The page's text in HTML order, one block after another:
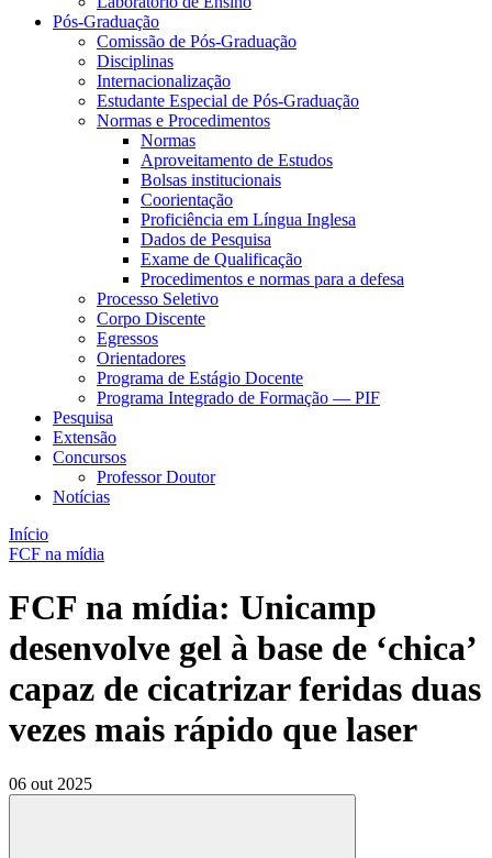
Pós-Graduação
Comissão de Pós-Graduação
Disciplinas
Internacionalização
Estudante Especial de Pós-Graduação
Normas e Procedimentos
Normas
Aproveitamento de Estudos
Bolsas institucionais
Coorientação
Proficiência em Língua Inglesa
Dados de Pesquisa
Exame de Qualificação
Procedimentos e normas para a defesa
Processo Seletivo
Corpo Discente
Egressos
Orientadores
Programa de Estágio Docente
Programa Integrado de Formação — PIF
Pesquisa
Extensão
Concursos
Professor Doutor
Notícias
Início
FCF na mídia
FCF na mídia: Unicamp
desenvolve gel à base de ‘chica’
capaz de cicatrizar feridas duas
vezes mais rápido que laser
06 out 2025